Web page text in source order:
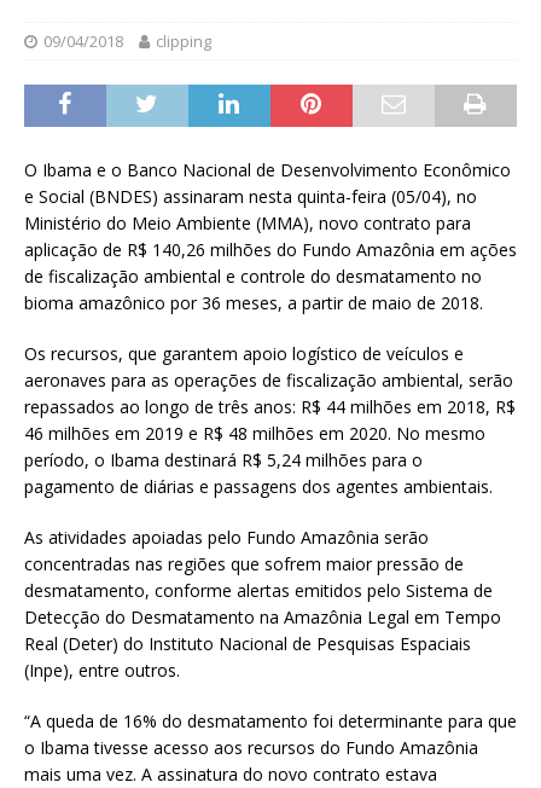
09/04/2018 clipping
O Ibama e o Banco Nacional de Desenvolvimento Econômico
e Social (BNDES) assinaram nesta quinta-feira (05/04), no
Ministério do Meio Ambiente (MMA), novo contrato para
aplicação de R$ 140,26 milhões do Fundo Amazônia em ações
de fiscalização ambiental e controle do desmatamento no
bioma amazônico por 36 meses, a partir de maio de 2018.
Os recursos, que garantem apoio logístico de veículos e
aeronaves para as operações de fiscalização ambiental, serão
repassados ao longo de três anos: R$ 44 milhões em 2018, R$
46 milhões em 2019 e R$ 48 milhões em 2020. No mesmo
período, o Ibama destinará R$ 5,24 milhões para o
pagamento de diárias e passagens dos agentes ambientais.
As atividades apoiadas pelo Fundo Amazônia serão
concentradas nas regiões que sofrem maior pressão de
desmatamento, conforme alertas emitidos pelo Sistema de
Detecção do Desmatamento na Amazônia Legal em Tempo
Real (Deter) do Instituto Nacional de Pesquisas Espaciais
(Inpe), entre outros.
“A queda de 16% do desmatamento foi determinante para que
o Ibama tivesse acesso aos recursos do Fundo Amazônia
mais uma vez. A assinatura do novo contrato estava